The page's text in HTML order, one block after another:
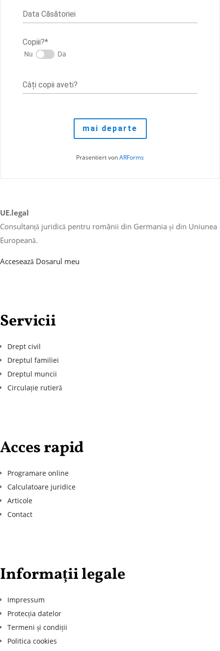
Data Căsătoriei
Copiii?*
Nu Da
Câți copii aveti?
Präsentiert vonARForms
UE.legal
Consultanță juridică pentru românii din Germania și din Uniunea
Europeană.
Accesează Dosarul meu
Servicii
Drept civil
Dreptul familiei
Dreptul muncii
Circulație rutieră
Acces rapid
Programare online
Calculatoare juridice
Articole
Contact
Informații legale
Impressum
Protecția datelor
Termeni și condiții
Politica cookies